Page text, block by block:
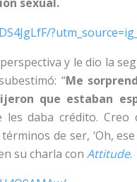
y le dio la
“Me
que estaban
les daba crédito.
de ser, ‘Oh,
su charla con Attitude.